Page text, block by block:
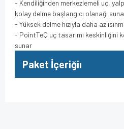
- Kendiliğinden merkezlemeli uç,
kolay delme başlangıcı olanağı
- Yüksek delme hızıyla daha az
- PointTeQ uç tasarımı keskinliğini
sunar
Paket İçeriğiı